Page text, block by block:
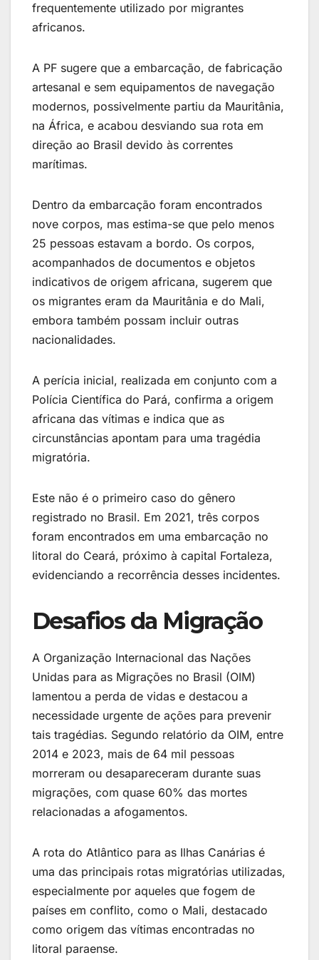
frequentemente utilizado por migrantes
africanos.
A PF sugere que a embarcação, de fabricação
artesanal e sem equipamentos de navegação
modernos, possivelmente partiu da Mauritânia,
na África, e acabou desviando sua rota em
direção ao Brasil devido às correntes
marítimas.
Dentro da embarcação foram encontrados
nove corpos, mas estima-se que pelo menos
25 pessoas estavam a bordo. Os corpos,
acompanhados de documentos e objetos
indicativos de origem africana, sugerem que
os migrantes eram da Mauritânia e do Mali,
embora também possam incluir outras
nacionalidades.
A perícia inicial, realizada em conjunto com a
Polícia Científica do Pará, confirma a origem
africana das vítimas e indica que as
circunstâncias apontam para uma tragédia
migratória.
Este não é o primeiro caso do gênero
registrado no Brasil. Em 2021, três corpos
foram encontrados em uma embarcação no
litoral do Ceará, próximo à capital Fortaleza,
evidenciando a recorrência desses incidentes.
Desafios da Migração
A Organização Internacional das Nações
Unidas para as Migrações no Brasil (OIM)
lamentou a perda de vidas e destacou a
necessidade urgente de ações para prevenir
tais tragédias. Segundo relatório da OIM, entre
2014 e 2023, mais de 64 mil pessoas
morreram ou desapareceram durante suas
migrações, com quase 60% das mortes
relacionadas a afogamentos.
A rota do Atlântico para as Ilhas Canárias é
uma das principais rotas migratórias utilizadas,
especialmente por aqueles que fogem de
países em conflito, como o Mali, destacado
como origem das vítimas encontradas no
litoral paraense.